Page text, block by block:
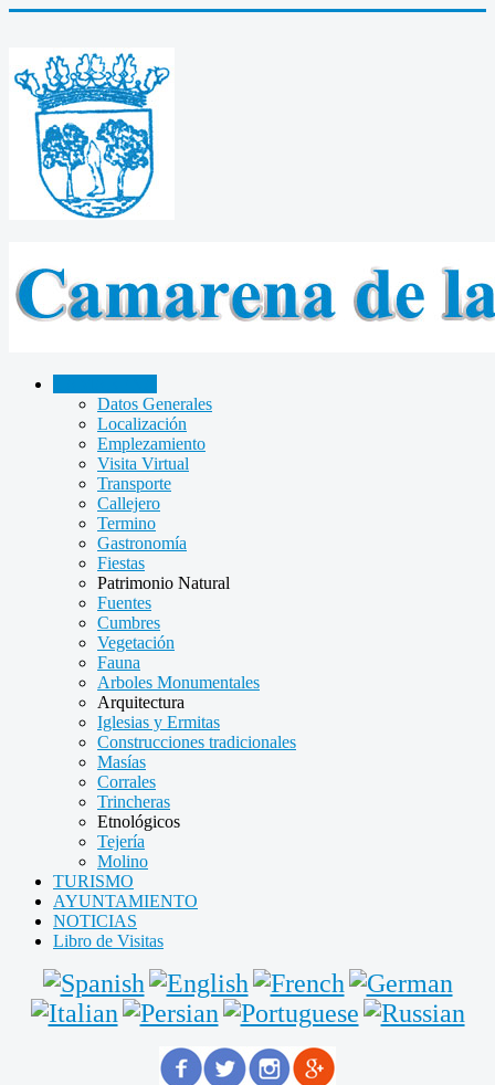
Datos Generales
Localización
Emplezamiento
Visita Virtual
Transporte
Callejero
Termino
Gastronomía
Fiestas
Patrimonio Natural
Fuentes
Cumbres
Vegetación
Fauna
Arboles Monumentales
Arquitectura
Iglesias y Ermitas
Construcciones tradicionales
Masías
Corrales
Trincheras
Etnológicos
Tejería
Molino
TURISMO
AYUNTAMIENTO
NOTICIAS
Libro de Visitas